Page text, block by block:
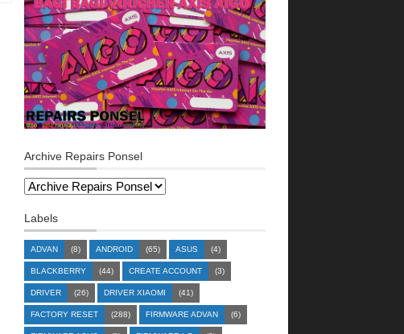
Archive Repairs Ponsel
Labels
ADVAN (8) ANDROID (65) ASUS (4)
BLACKBERRY (44) CREATE ACCOUNT (3)
DRIVER (26) DRIVER XIAOMI (41)
FACTORY RESET (288) FIRMWARE ADVAN (6)